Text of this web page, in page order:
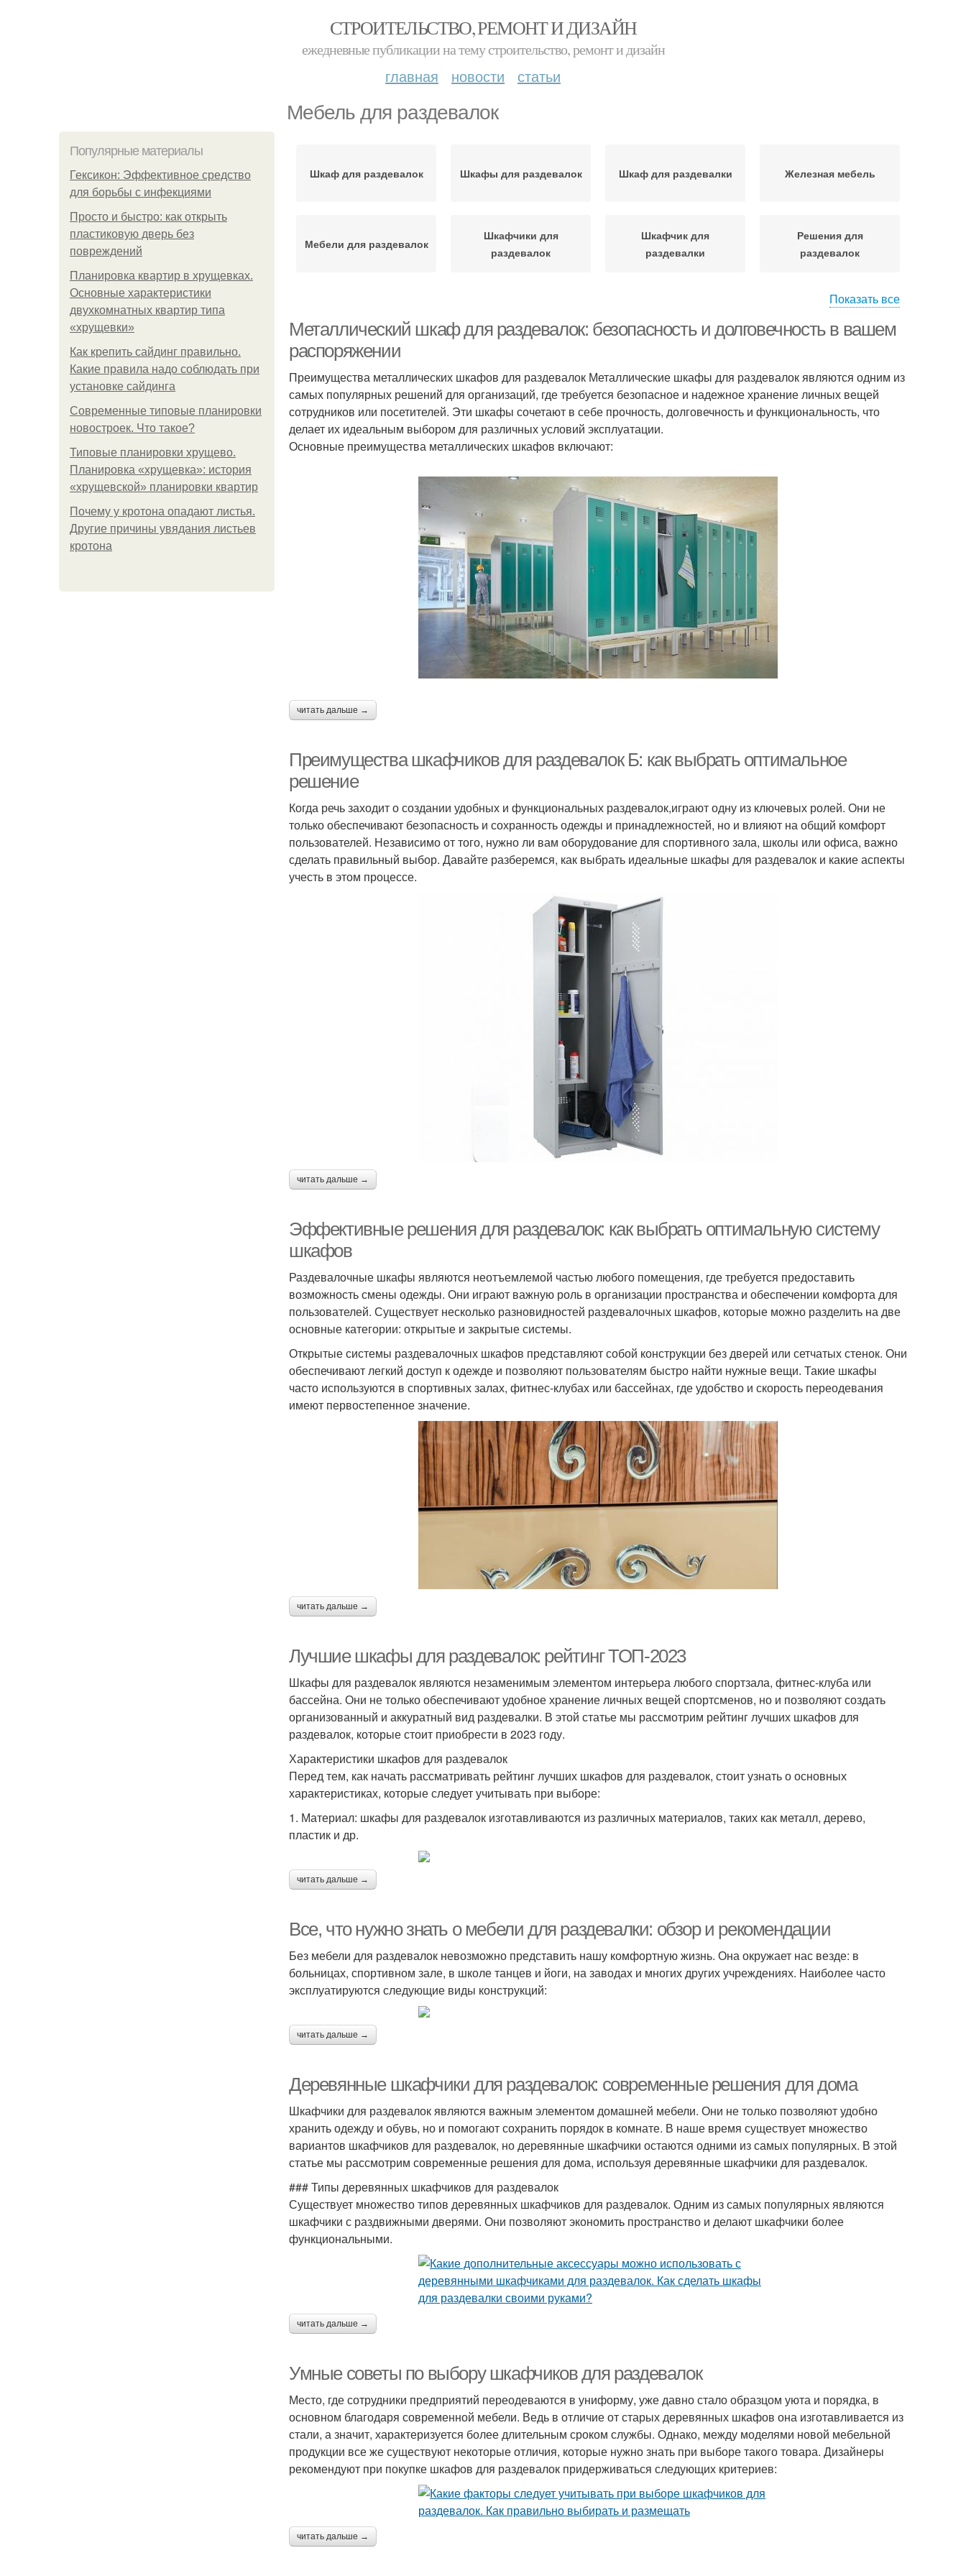
СТРОИТЕЛЬСТВО, РЕМОНТ И ДИЗАЙН
ежедневные публикации на тему строительство, ремонт и дизайн
главная новости статьи
Мебель для раздевалок
Популярные материалы
Гексикон: Эффективное средство
для борьбы с инфекциями
Просто и быстро: как открыть
пластиковую дверь без
повреждений
Планировка квартир в хрущевках.
Основные характеристики
двухкомнатных квартир типа
«хрущевки»
Как крепить сайдинг правильно.
Какие правила надо соблюдать при
установке сайдинга
Современные типовые планировки
новостроек. Что такое?
Типовые планировки хрущево.
Планировка «хрущевка»: история
«хрущевской» планировки квартир
Почему у кротона опадают листья.
Другие причины увядания листьев
кротона
Шкаф для раздевалок Шкафы для раздевалок Шкаф для раздевалки Железная мебель
Мебели для раздевалок
Шкафчики для
раздевалок
Шкафчик для
раздевалки
Решения для
раздевалок
Порядок в раздевалке Мебель для раздевалки Деревянные раздевалки
Раздевалки в
помещении
Шкафчик для
Мебели в раздевалки
Шкафчики в раздевалку Секции для раздевалок Шкафы в раздевалки
Шкафчик в раздевалку
Скамейки для
Показать все
Металлический шкаф для раздевалок: безопасность и долговечность в вашем
распоряжении
Преимущества металлических шкафов для раздевалок Металлические шкафы для раздевалок являются одним из
самых популярных решений для организаций, где требуется безопасное и надежное хранение личных вещей
сотрудников или посетителей. Эти шкафы сочетают в себе прочность, долговечность и функциональность, что
делает их идеальным выбором для различных условий эксплуатации.
Основные преимущества металлических шкафов включают:
читать дальше →
Преимущества шкафчиков для раздевалок Б: как выбрать оптимальное
решение
Когда речь заходит о создании удобных и функциональных раздевалок,играют одну из ключевых ролей. Они не
только обеспечивают безопасность и сохранность одежды и принадлежностей, но и влияют на общий комфорт
пользователей. Независимо от того, нужно ли вам оборудование для спортивного зала, школы или офиса, важно
сделать правильный выбор. Давайте разберемся, как выбрать идеальные шкафы для раздевалок и какие аспекты
учесть в этом процессе.
читать дальше →
Эффективные решения для раздевалок: как выбрать оптимальную систему
шкафов
Раздевалочные шкафы являются неотъемлемой частью любого помещения, где требуется предоставить
возможность смены одежды. Они играют важную роль в организации пространства и обеспечении комфорта для
пользователей. Существует несколько разновидностей раздевалочных шкафов, которые можно разделить на две
основные категории: открытые и закрытые системы.
Открытые системы раздевалочных шкафов представляют собой конструкции без дверей или сетчатых стенок. Они
обеспечивают легкий доступ к одежде и позволяют пользователям быстро найти нужные вещи. Такие шкафы
часто используются в спортивных залах, фитнес-клубах или бассейнах, где удобство и скорость переодевания
имеют первостепенное значение.
читать дальше →
Лучшие шкафы для раздевалок: рейтинг ТОП-2023
Шкафы для раздевалок являются незаменимым элементом интерьера любого спортзала, фитнес-клуба или
бассейна. Они не только обеспечивают удобное хранение личных вещей спортсменов, но и позволяют создать
организованный и аккуратный вид раздевалки. В этой статье мы рассмотрим рейтинг лучших шкафов для
раздевалок, которые стоит приобрести в 2023 году.
Характеристики шкафов для раздевалок
Перед тем, как начать рассматривать рейтинг лучших шкафов для раздевалок, стоит узнать о основных
характеристиках, которые следует учитывать при выборе:
1. Материал: шкафы для раздевалок изготавливаются из различных материалов, таких как металл, дерево,
пластик и др.
читать дальше →
Все, что нужно знать о мебели для раздевалки: обзор и рекомендации
Без мебели для раздевалок невозможно представить нашу комфортную жизнь. Она окружает нас везде: в
больницах, спортивном зале, в школе танцев и йоги, на заводах и многих других учреждениях. Наиболее часто
эксплуатируются следующие виды конструкций:
читать дальше →
Деревянные шкафчики для раздевалок: современные решения для дома
Шкафчики для раздевалок являются важным элементом домашней мебели. Они не только позволяют удобно
хранить одежду и обувь, но и помогают сохранить порядок в комнате. В наше время существует множество
вариантов шкафчиков для раздевалок, но деревянные шкафчики остаются одними из самых популярных. В этой
статье мы рассмотрим современные решения для дома, используя деревянные шкафчики для раздевалок.
### Типы деревянных шкафчиков для раздевалок
Существует множество типов деревянных шкафчиков для раздевалок. Одним из самых популярных являются
шкафчики с раздвижными дверями. Они позволяют экономить пространство и делают шкафчики более
функциональными.
читать дальше →
Умные советы по выбору шкафчиков для раздевалок
Место, где сотрудники предприятий переодеваются в униформу, уже давно стало образцом уюта и порядка, в
основном благодаря современной мебели. Ведь в отличие от старых деревянных шкафов она изготавливается из
стали, а значит, характеризуется более длительным сроком службы. Однако, между моделями новой мебельной
продукции все же существуют некоторые отличия, которые нужно знать при выборе такого товара. Дизайнеры
рекомендуют при покупке шкафов для раздевалок придерживаться следующих критериев:
читать дальше →